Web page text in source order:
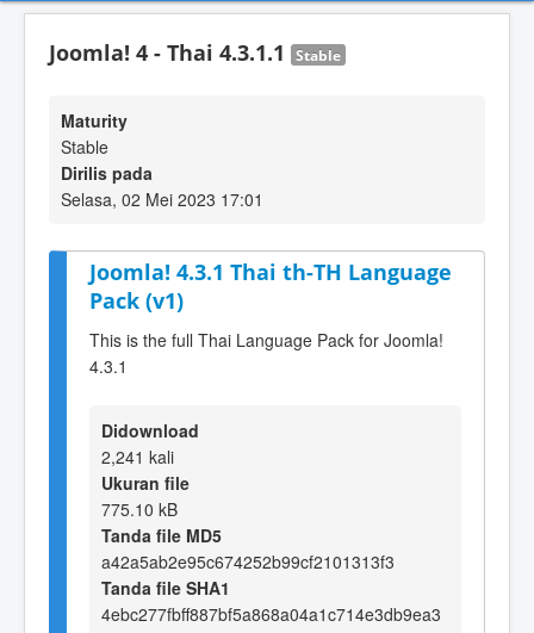
Joomla! 4 - Thai 4.3.1.1 Stable
Maturity
Stable
Dirilis pada
Selasa, 02 Mei 2023 17:01
Joomla! 4.3.1 Thai th-TH Language
Pack (v1)
This is the full Thai Language Pack for Joomla!
4.3.1
Didownload
2,241 kali
Ukuran file
775.10 kB
Tanda file MD5
a42a5ab2e95c674252b99cf2101313f3
Tanda file SHA1
4ebc277fbff887bf5a868a04a1c714e3db9ea3